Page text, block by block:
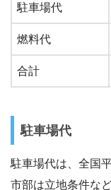
駐車場代
燃料代
合計
駐車場代
駐車場代は、全国
市部は立地条件な